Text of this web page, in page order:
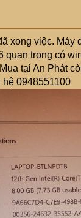
xong việc.
trọng có
tại An Phát
hệ 0948551100